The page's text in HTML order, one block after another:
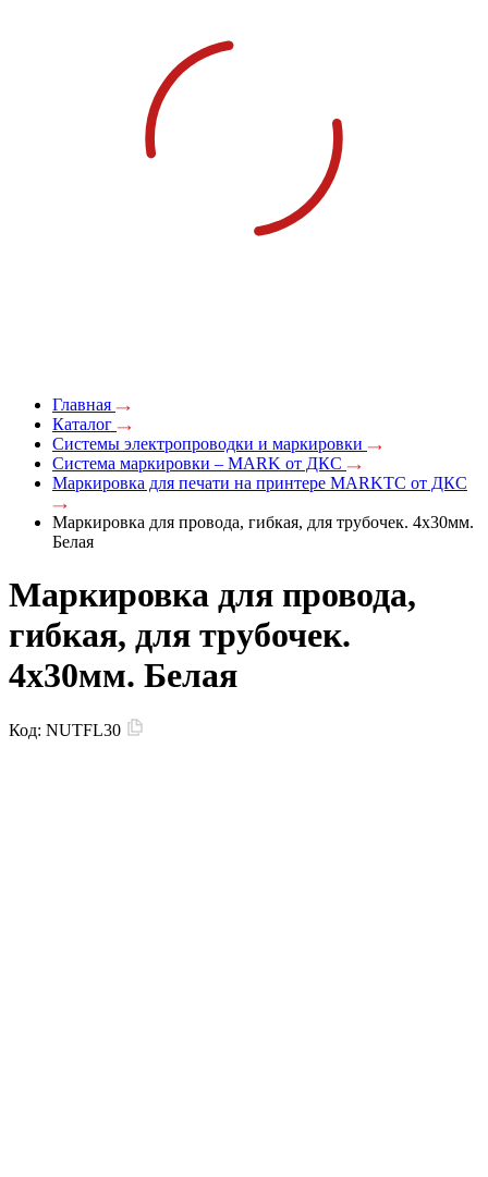
Главная
Каталог
Системы электропроводки и маркировки
Система маркировки – MARK от ДКС
Маркировка для печати на принтере MARKTC от ДКС
Маркировка для провода, гибкая, для трубочек. 4х30мм.
Белая
Маркировка для провода,
гибкая, для трубочек.
4х30мм. Белая
Код: NUTFL30